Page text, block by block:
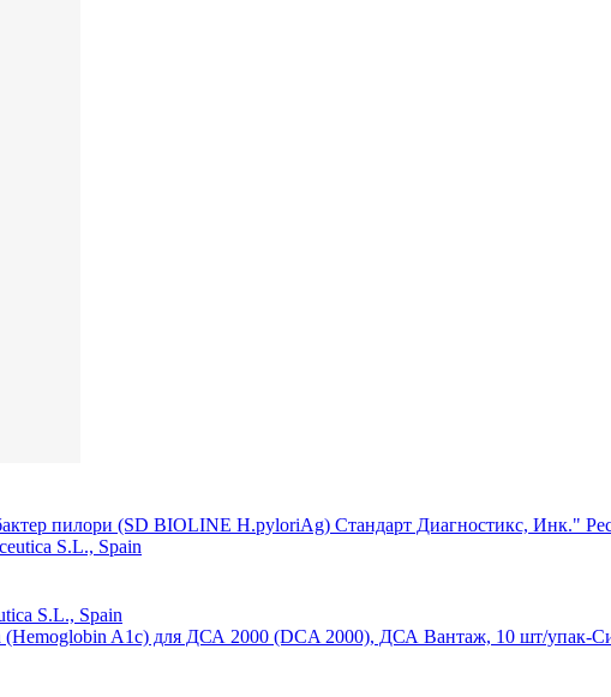
пилори (SD BIOLINE H.pyloriAg) Стандарт Диагностикс, Инк."
S.L., Spain